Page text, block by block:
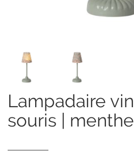
lampadaire vintage
souris | menthe